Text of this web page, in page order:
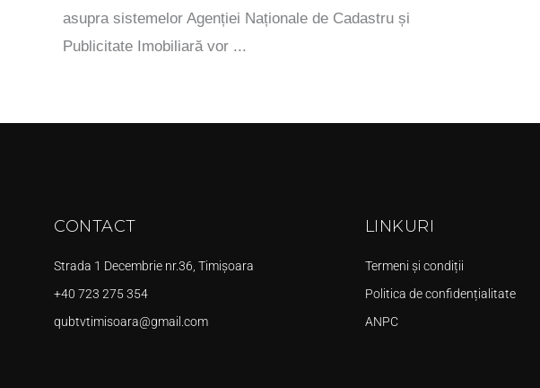
asupra sistemelor Agenției Naționale de Cadastru și
Publicitate Imobiliară vor ...
CONTACT
Strada 1 Decembrie nr.36, Timișoara
+40 723 275 354
qubtvtimisoara@gmail.com
LINKURI
Termeni și condiții
Politica de confidențialitate
ANPC